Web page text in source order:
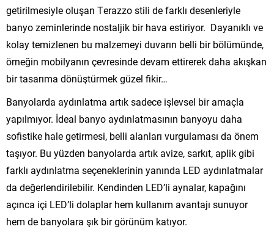
getirilmesiyle oluşan Terazzo stili de farklı desenleriyle
banyo zeminlerinde nostaljik bir hava estiriyor. Dayanıklı ve
kolay temizlenen bu malzemeyi duvarın belli bir bölümünde,
örneğin mobilyanın çevresinde devam ettirerek daha akışkan
bir tasarıma dönüştürmek güzel fikir…
Banyolarda aydınlatma artık sadece işlevsel bir amaçla
yapılmıyor. İdeal banyo aydınlatmasının banyoyu daha
sofistike hale getirmesi, belli alanları vurgulaması da önem
taşıyor. Bu yüzden banyolarda artık avize, sarkıt, aplik gibi
farklı aydınlatma seçeneklerinin yanında LED aydınlatmalar
da değerlendirilebilir. Kendinden LED’li aynalar, kapağını
açınca içi LED’li dolaplar hem kullanım avantajı sunuyor
hem de banyolara şık bir görünüm katıyor.